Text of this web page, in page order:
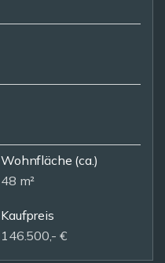
Wohnfläche (ca.)
48 m²
Kaufpreis
146.500,- €